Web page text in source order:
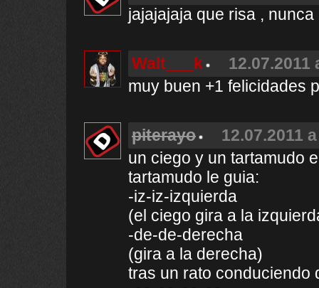
jajajajaja que risa ,
Walt___k
12.07.2011
muy buen +1 felicidades
piterayo
12.07.2011
un ciego y un tartamudo
tartamudo le guia:
-iz-iz-izquierda
(el ciego gira a la
-de-de-derecha
(gira a la derecha)
tras un rato conduciendo